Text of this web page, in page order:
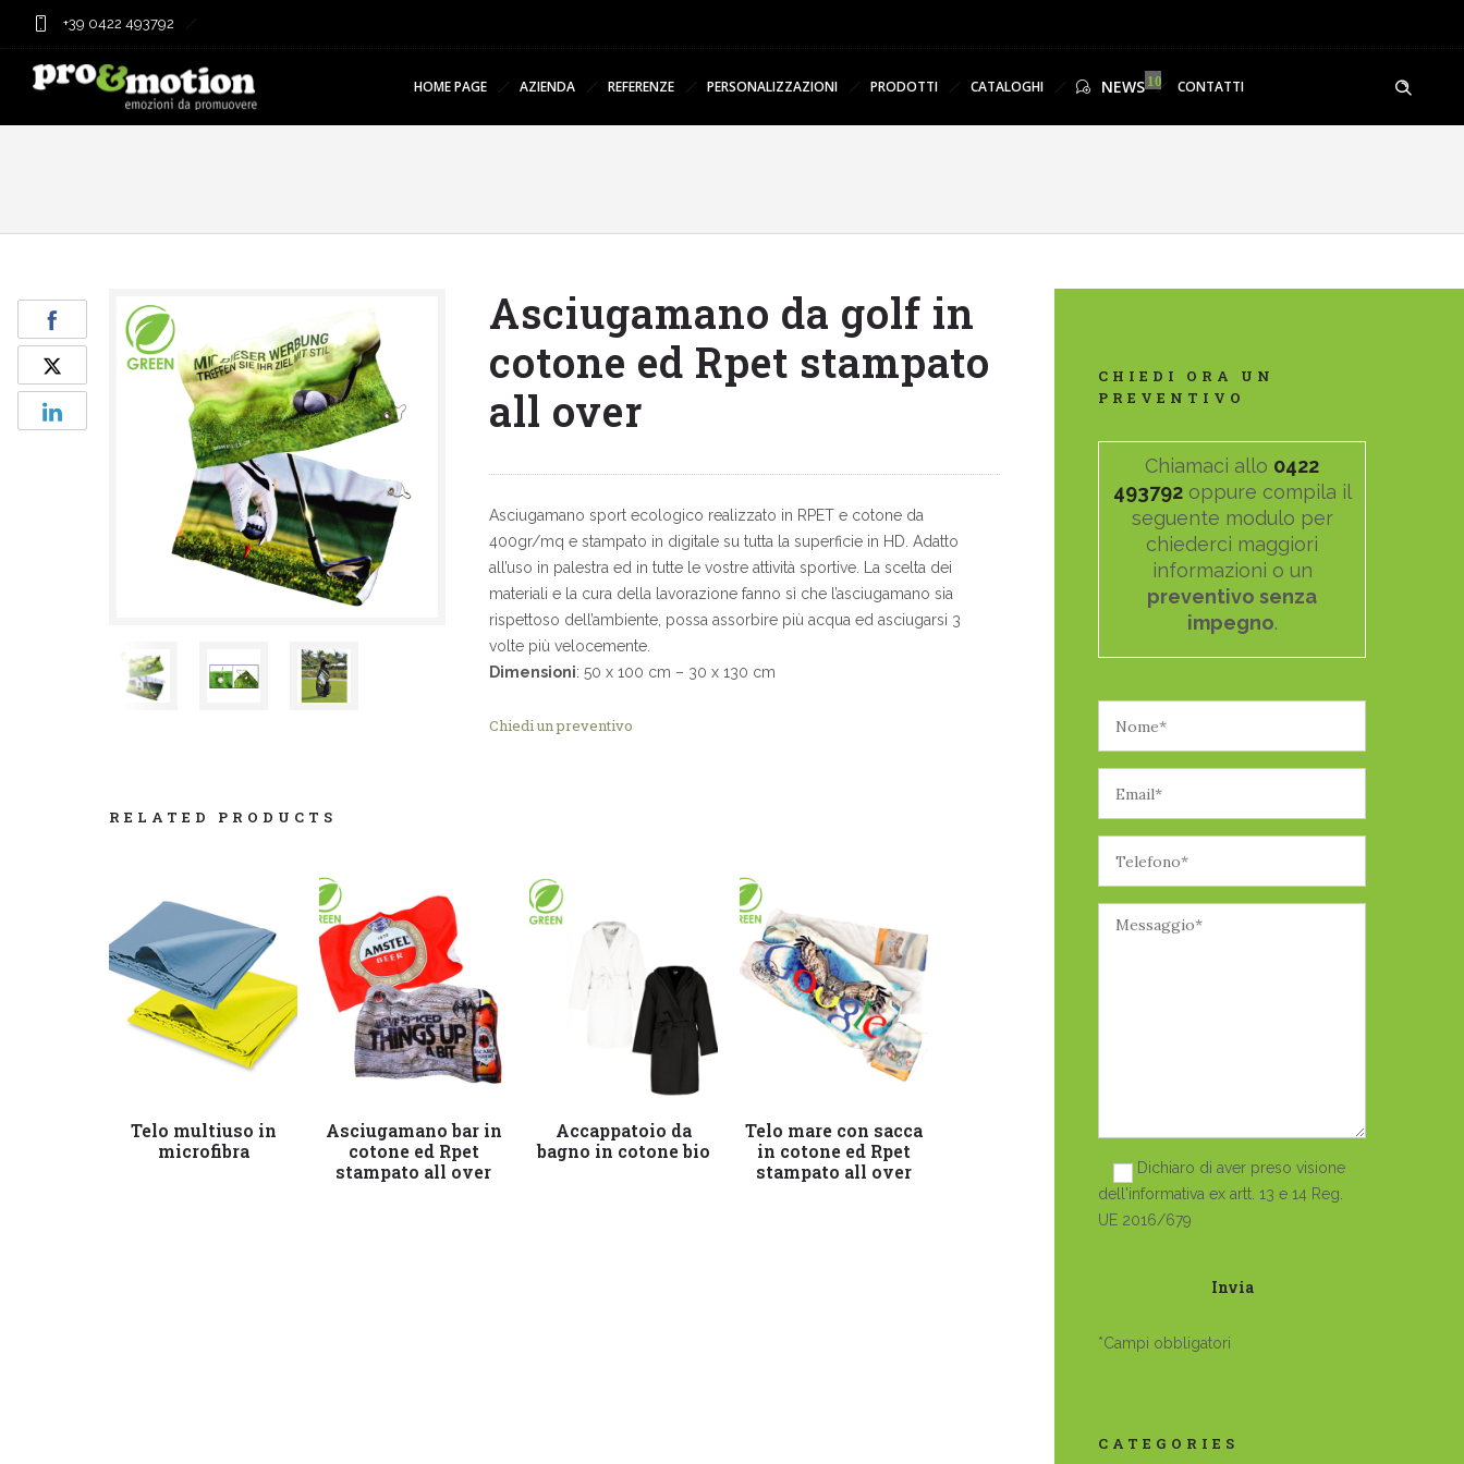
+39 0422 493792
HOME PAGE AZIENDA REFERENZE PERSONALIZZAZIONI PRODOTTI CATALOGHI NEWS CONTATTI
Asciugamano da golf in
cotone ed Rpet stampato
all over
Asciugamano sport ecologico realizzato in RPET e cotone da
400gr/mq e stampato in digitale su tutta la superficie in HD. Adatto
all’uso in palestra ed in tutte le vostre attività sportive. La scelta dei
materiali e la cura della lavorazione fanno sì che l’asciugamano sia
rispettoso dell’ambiente, possa assorbire più acqua ed asciugarsi 3
volte più velocemente.
Dimensioni: 50 x 100 cm – 30 x 130 cm
Chiedi un preventivo
RELATED PRODUCTS
Leggi tutto
Telo multiuso in
microfibra
Leggi tutto
Asciugamano bar in
cotone ed Rpet
stampato all over
Leggi tutto
Accappatoio da
bagno in cotone bio
Leggi tutto
Telo mare con sacca
in cotone ed Rpet
stampato all over
CHIEDI ORA UN
PREVENTIVO
Chiamaci allo 0422
493792oppure compila il
seguente modulo per
chiederci maggiori
informazioni o un
preventivo senza
impegno.
Dichiaro di aver preso visione
dell'informativa ex artt. 13 e 14 Reg.
UE 2016/679
*Campi obbligatori
CATEGORIES